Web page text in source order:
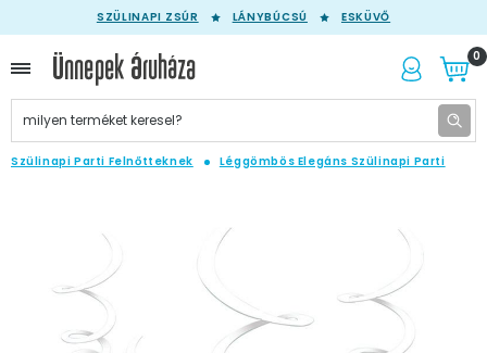
SZÜLINAPI ZSÚR LÁNYBÚCSÚ ESKÜVŐ
0
Szülinapi Parti Felnőtteknek Léggömbös Elegáns Szülinapi Parti